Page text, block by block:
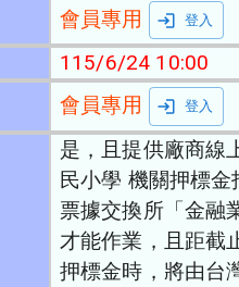
會員專用 登入
115/6/24 10:00
會員專用 登入
是，且提供廠商線
民小學 機關押標
票據交換所「金融
才能作業，且距截
押標金時，將由台